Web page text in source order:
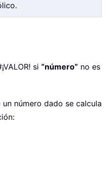
si “número” no es
número dado se calcula